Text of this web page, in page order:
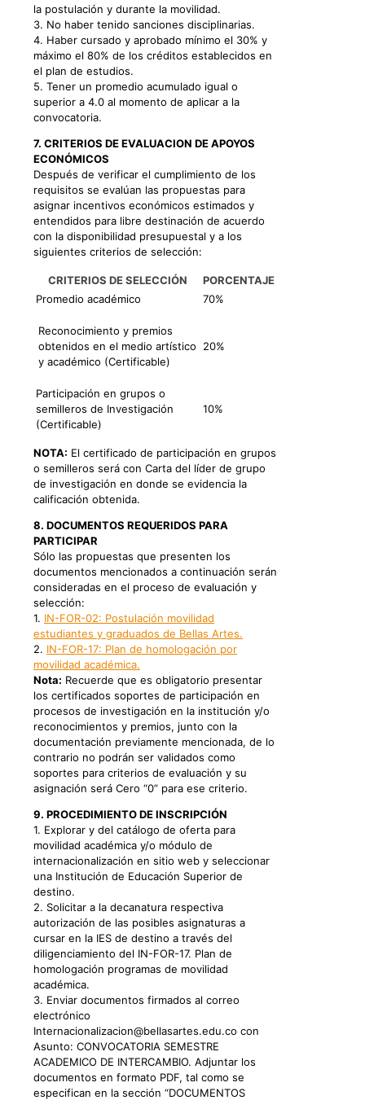
la postulación y durante la movilidad.
3. No haber tenido sanciones disciplinarias.
4. Haber cursado y aprobado mínimo el 30% y
máximo el 80% de los créditos establecidos en
el plan de estudios.
5. Tener un promedio acumulado igual o
superior a 4.0 al momento de aplicar a la
convocatoria.
7. CRITERIOS DE EVALUACION DE APOYOS
ECONÓMICOS
Después de verificar el cumplimiento de los
requisitos se evalúan las propuestas para
asignar incentivos económicos estimados y
entendidos para libre destinación de acuerdo
con la disponibilidad presupuestal y a los
siguientes criterios de selección:
CRITERIOS DE SELECCIÓN
PORCENTAJE
Promedio académico
70%
Reconocimiento y premios
obtenidos en el medio artístico
y académico (Certificable)
20%
Participación en grupos o
semilleros de Investigación
(Certificable)
10%
NOTA: El certificado de participación en grupos
o semilleros será con Carta del líder de grupo
de investigación en donde se evidencia la
calificación obtenida.
8. DOCUMENTOS REQUERIDOS PARA
PARTICIPAR
Sólo las propuestas que presenten los
documentos mencionados a continuación serán
consideradas en el proceso de evaluación y
selección:
1. IN-FOR-02: Postulación movilidad
estudiantes y graduados de Bellas Artes.
2. IN-FOR-17: Plan de homologación por
movilidad académica.
Nota: Recuerde que es obligatorio presentar
los certificados soportes de participación en
procesos de investigación en la institución y/o
reconocimientos y premios, junto con la
documentación previamente mencionada, de lo
contrario no podrán ser validados como
soportes para criterios de evaluación y su
asignación será Cero “0” para ese criterio.
9. PROCEDIMIENTO DE INSCRIPCIÓN
1. Explorar y del catálogo de oferta para
movilidad académica y/o módulo de
internacionalización en sitio web y seleccionar
una Institución de Educación Superior de
destino.
2. Solicitar a la decanatura respectiva
autorización de las posibles asignaturas a
cursar en la IES de destino a través del
diligenciamiento del IN-FOR-17. Plan de
homologación programas de movilidad
académica.
3. Enviar documentos firmados al correo
electrónico
Internacionalizacion@bellasartes.edu.co con
Asunto: CONVOCATORIA SEMESTRE
ACADEMICO DE INTERCAMBIO. Adjuntar los
documentos en formato PDF, tal como se
especifican en la sección “DOCUMENTOS